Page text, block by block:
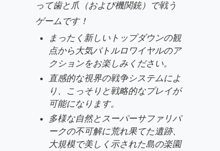
って歯と爪（および機関銃）で戦う
ゲームです！
まったく新しいトップダウンの観
点から大気バトルロワイヤルのア
クションをお楽しみください。
直感的な視界の戦争システムによ
り、こっそりと戦略的なプレイが
可能になります。
多様な自然とスーパーサファリパ
ークの不可解に荒れ果てた遺跡、
大規模で美しく示された島の楽園